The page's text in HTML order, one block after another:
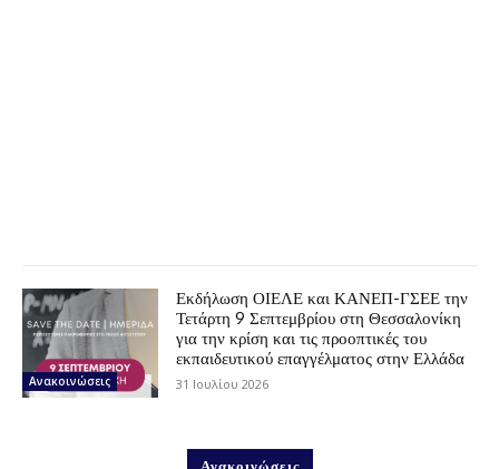
Ανακοινώσεις
Εκδήλωση ΟΙΕΛΕ και ΚΑΝΕΠ-ΓΣΕΕ την
Τετάρτη 9 Σεπτεμβρίου στη Θεσσαλονίκη
για την κρίση και τις προοπτικές του
εκπαιδευτικού επαγγέλματος στην Ελλάδα
31 Ιουλίου 2026